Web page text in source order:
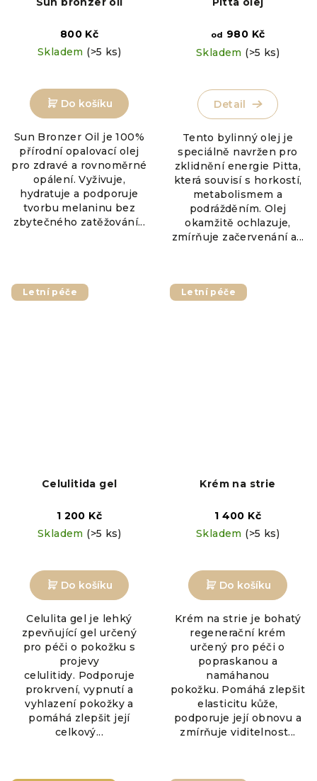
800 Kč
Skladem (>5 ks)
Do košíku
Sun Bronzer Oil je 100%
přírodní opalovací olej
pro zdravé a rovnoměrné
opálení. Vyživuje,
hydratuje a podporuje
tvorbu melaninu bez
zbytečného zatěžování...
od 980 Kč
Skladem (>5 ks)
Detail
Tento bylinný olej je
speciálně navržen pro
zklidnění energie Pitta,
která souvisí s horkostí,
metabolismem a
podrážděním. Olej
okamžitě ochlazuje,
zmírňuje začervenání a...
Letní péče
Celulitida gel
1 200 Kč
Skladem (>5 ks)
Do košíku
Celulita gel je lehký
zpevňující gel určený
pro péči o pokožku s
projevy
celulitidy. Podporuje
prokrvení, vypnutí a
vyhlazení pokožky a
pomáhá zlepšit její
celkový...
Letní péče
Krém na strie
1 400 Kč
Skladem (>5 ks)
Do košíku
Krém na strie je bohatý
regenerační krém
určený pro péči o
popraskanou a
namáhanou
pokožku. Pomáhá zlepšit
elasticitu kůže,
podporuje její obnovu a
zmírňuje viditelnost...